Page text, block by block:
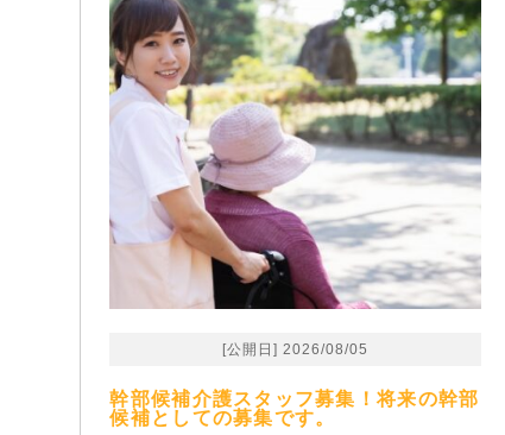
[公開日] 2026/08/05
幹部候補介護スタッフ募集！将来の幹部
候補としての募集です。